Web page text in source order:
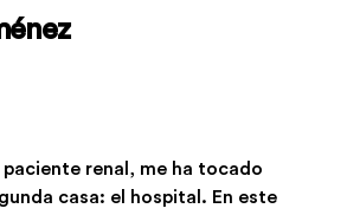
paciente renal, me ha tocado
casa: el hospital. En este